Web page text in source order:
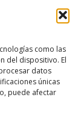
como las
del dispositivo. El
datos
únicas
puede afectar